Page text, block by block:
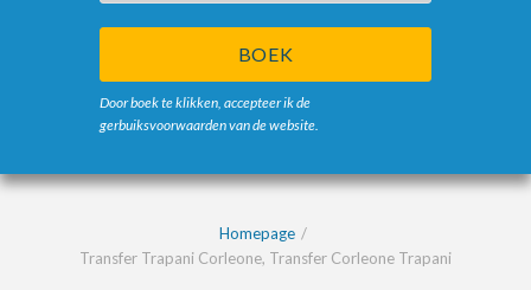
BOEK
Door boek te klikken, accepteer ik de
gerbuiksvoorwaarden van de website.
Homepage
Transfer Trapani Corleone, Transfer Corleone Trapani